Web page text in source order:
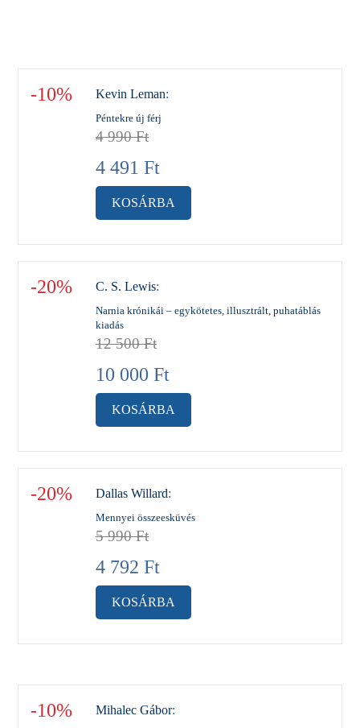
-10% Kevin Leman:
Péntekre új férj
4 990Ft
4 491 Ft
KOSÁRBA
-20% C. S. Lewis:
Narnia krónikái – egykötetes, illusztrált, puhatáblás
kiadás
12 500Ft
10 000 Ft
KOSÁRBA
-20% Dallas Willard:
Mennyei összeesküvés
5 990Ft
4 792 Ft
KOSÁRBA
-10% Mihalec Gábor: